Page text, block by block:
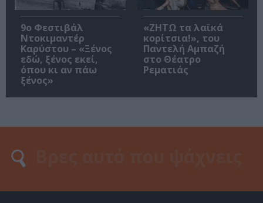
9ο Φεστιβάλ
Ντοκιμαντέρ
Καρύστου – «Ξένος
εδώ, ξένος εκεί,
όπου κι αν πάω
ξένος»
«ΖΗΤΩ τα λαϊκά
κορίτσια!», του
Παντελή Αμπαζή
στο Θέατρο
Ρεματιάς